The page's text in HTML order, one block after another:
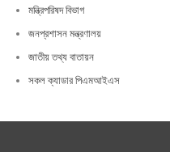
মন্ত্রিপরিষদ বিভাগ
জনপ্রশাসন মন্ত্রণালয়
জাতীয় তথ্য বাতায়ন
সকল ক্যাডার পিএমআইএস